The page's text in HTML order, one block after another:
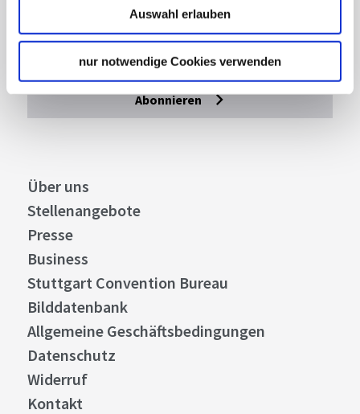
Auswahl erlauben
nur notwendige Cookies verwenden
Highlights und aktuellen Angeboten in
Stuttgart und Region immer up-to-date.
Abonnieren
Über uns
Stellenangebote
Presse
Business
Stuttgart Convention Bureau
Bilddatenbank
Allgemeine Geschäftsbedingungen
Datenschutz
Widerruf
Kontakt